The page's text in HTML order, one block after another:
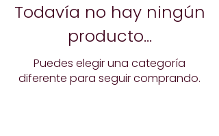
Todavía no hay ningún
producto...
Puedes elegir una categoría
diferente para seguir comprando.